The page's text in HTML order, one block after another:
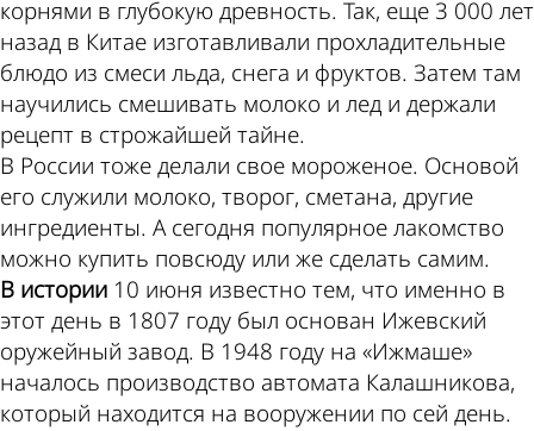
корнями в глубокую древность. Так, еще 3 000 лет
назад в Китае изготавливали прохладительные
блюдо из смеси льда, снега и фруктов. Затем там
научились смешивать молоко и лед и держали
рецепт в строжайшей тайне.
В России тоже делали свое мороженое. Основой
его служили молоко, творог, сметана, другие
ингредиенты. А сегодня популярное лакомство
можно купить повсюду или же сделать самим.
В истории 10 июня известно тем, что именно в
этот день в 1807 году был основан Ижевский
оружейный завод. В 1948 году на «Ижмаше»
началось производство автомата Калашникова,
который находится на вооружении по сей день.